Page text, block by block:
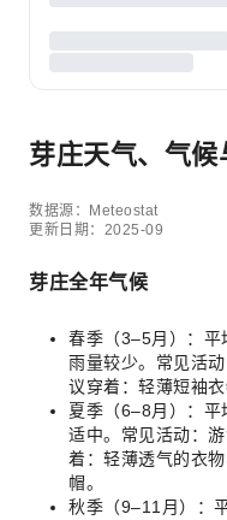
芽庄天气、气
数据源：Meteostat
更新日期：2025-09
芽庄全年气候
春季（3–5月）：平
雨量较少。常见活
议穿着：轻薄短袖
夏季（6–8月）：
适中。常见活动：
着：轻薄透气的衣
帽。
秋季（9–11月）：